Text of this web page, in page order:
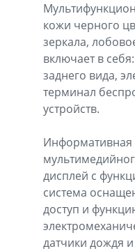
кожи черного
зеркала,
включает в
заднего вида,
терминал
устройств.
Информативная
дисплей с
система
доступ и
датчики дождя